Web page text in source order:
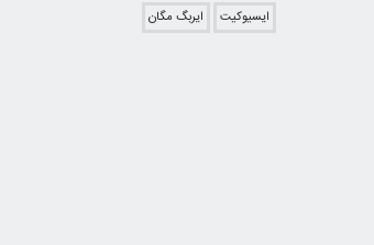
ایسیوکیت ایربگ مگان